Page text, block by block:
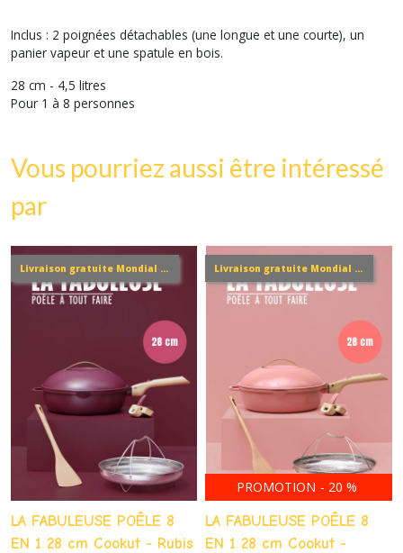
Inclus : 2 poignées détachables (une longue et une courte), un
panier vapeur et une spatule en bois.
28 cm - 4,5 litres
Pour 1 à 8 personnes
Vous pourriez aussi être intéressé
par
Livraison gratuite Mondial relay*
LA FABULEUSE POÊLE 8
EN 1 28 cm Cookut - Rubis
Livraison gratuite Mondial relay*
PROMOTION - 20 %
LA FABULEUSE POÊLE 8
EN 1 28 cm Cookut -